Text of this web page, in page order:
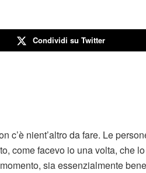
Condividi su Twitter
c’è nient’altro da fare. Le
come facevo io una volta, che
sia essenzialmente